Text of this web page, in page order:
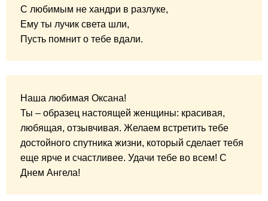
С любимым не хандри в разлуке,
Ему ты лучик света шли,
Пусть помнит о тебе вдали.
Наша любимая Оксана!
Ты – образец настоящей женщины: красивая,
любящая, отзывчивая. Желаем встретить тебе
достойного спутника жизни, который сделает тебя
еще ярче и счастливее. Удачи тебе во всем! С
Днем Ангела!